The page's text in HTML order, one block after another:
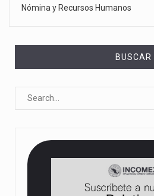
Nómina y Recursos Humanos
BUSCAR